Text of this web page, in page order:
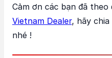
Cảm ơn các bạn đã
Vietnam Dealer, hãy
nhé !